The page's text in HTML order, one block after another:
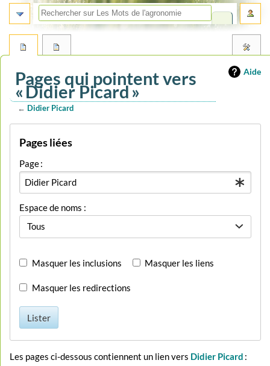
Aide
Pages qui pointent vers
« Didier Picard »
← Didier Picard
navigation
recherche
Pages liées
Page :
Espace de noms :
Tous
Masquer les inclusions Masquer les liens
Masquer les redirections
Lister
Les pages ci-dessous contiennent un lien vers Didier Picard :